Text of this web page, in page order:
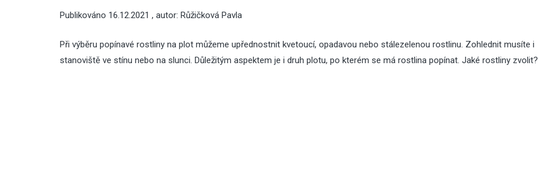
Publikováno 16.12.2021 , autor: Růžičková Pavla
Při výběru popínavé rostliny na plot můžeme upřednostnit kvetoucí, opadavou nebo stálezelenou rostlinu. Zohlednit musíte i
stanoviště ve stínu nebo na slunci. Důležitým aspektem je i druh plotu, po kterém se má rostlina popínat. Jaké rostliny zvolit?